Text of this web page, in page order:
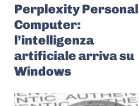
Perplexity Personal
Computer:
l’intelligenza
artificiale arriva su
Windows